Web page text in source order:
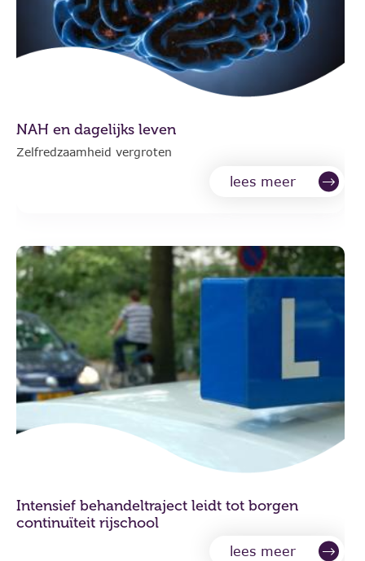
NAH en dagelijks leven
Zelfredzaamheid vergroten
lees meer
Intensief behandeltraject leidt tot borgen
continuïteit rijschool
lees meer